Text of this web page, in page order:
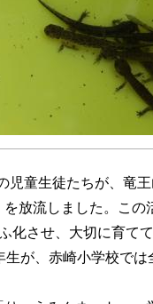
児童生徒たちが、竜
放流しました。この
化させ、大切に育て
が、赤崎小学校では